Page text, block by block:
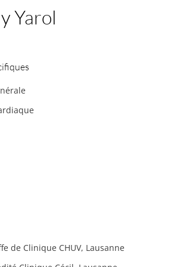
Yarol
de Clinique CHUV, Lausanne